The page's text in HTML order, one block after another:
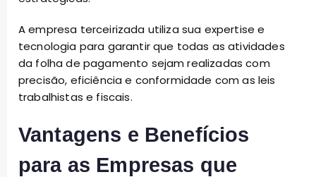
A empresa terceirizada utiliza sua expertise e
tecnologia para garantir que todas as atividades
da folha de pagamento sejam realizadas com
precisão, eficiência e conformidade com as leis
trabalhistas e fiscais.
Vantagens e Benefícios
para as Empresas que